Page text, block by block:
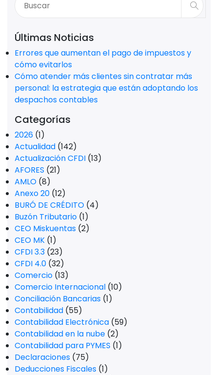
Últimas Noticias
Errores que aumentan el pago de impuestos y
cómo evitarlos
Cómo atender más clientes sin contratar más
personal: la estrategia que están adoptando los
despachos contables
Categorías
2026 (1)
Actualidad (142)
Actualización CFDI (13)
AFORES (21)
AMLO (8)
Anexo 20 (12)
BURÓ DE CRÉDITO (4)
Buzón Tributario (1)
CEO Miskuentas (2)
CEO MK (1)
CFDI 3.3 (23)
CFDI 4.0 (32)
Comercio (13)
Comercio Internacional (10)
Conciliación Bancarias (1)
Contabilidad (55)
Contabilidad Electrónica (59)
Contabilidad en la nube (2)
Contabilidad para PYMES (1)
Declaraciones (75)
Deducciones Fiscales (1)